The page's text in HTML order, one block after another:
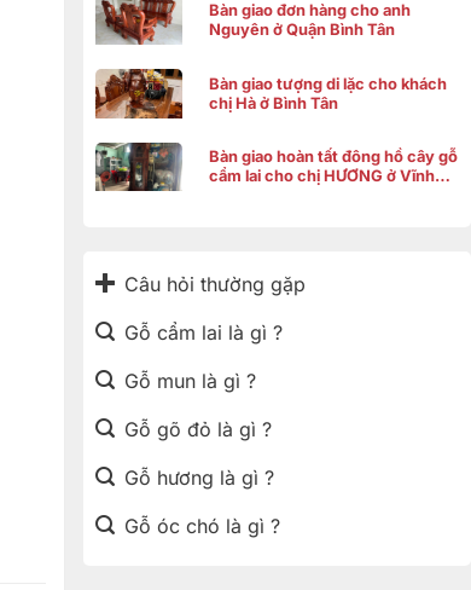
Bàn giao đơn hàng cho anh
Nguyên ở Quận Bình Tân
Bàn giao tượng di lặc cho khách
chị Hà ở Bình Tân
Bàn giao hoàn tất đông hồ cây gỗ
cẩm lai cho chị HƯƠNG ở Vĩnh
Câu hỏi thường gặp
Gỗ cẩm lai là gì ?
Gỗ mun là gì ?
Gỗ gõ đỏ là gì ?
Gỗ hương là gì ?
Gỗ óc chó là gì ?